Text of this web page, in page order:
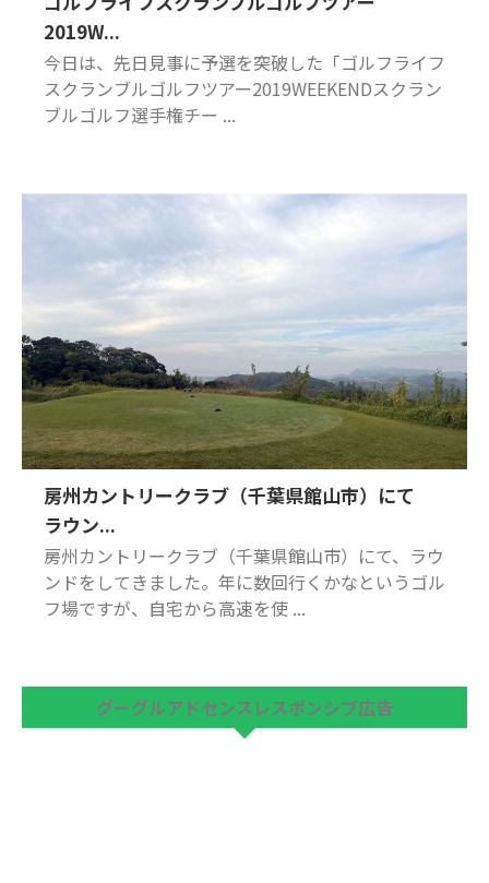
2019W...
今日は、先日見事に予選を突破した「ゴルフライフ
スクランブルゴルフツアー2019WEEKENDスクラン
ブルゴルフ選手権チー ...
房州カントリークラブ（千葉県館山市）にて
ラウン...
房州カントリークラブ（千葉県館山市）にて、ラウ
ンドをしてきました。年に数回行くかなというゴル
フ場ですが、自宅から高速を使 ...
グーグルアドセンスレスポンシブ広告